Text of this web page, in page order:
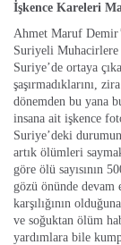
İşkence Kareleri
Ahmet Maruf
Suriyeli Muhacirlere
Suriye’de ortaya
şaşırmadıklarını,
dönemden bu yana
insana ait işkence
Suriye’deki
artık ölümleri
göre ölü sayısının
gözü önünde
karşılığının
ve soğuktan ölüm
yardımlara bile